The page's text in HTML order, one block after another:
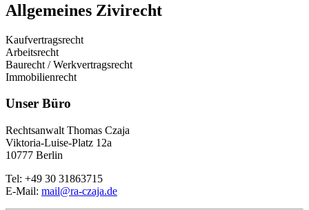
Allgemeines Zivirecht
Kaufvertragsrecht
Arbeitsrecht
Baurecht / Werkvertragsrecht
Immobilienrecht
Unser Büro
Rechtsanwalt Thomas Czaja
Viktoria-Luise-Platz 12a
10777 Berlin
Tel: +49 30 31863715
E-Mail: mail@ra-czaja.de